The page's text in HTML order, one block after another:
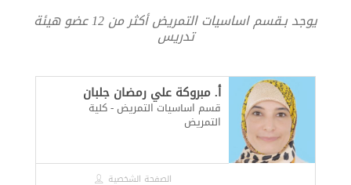
يوجد بـقسم اساسيات التمريض أكثر من 12 عضو هيئة
تدريس
أ. مبروكة علي رمضان جلبان
قسم اساسيات التمريض - كلية
التمريض
الصفحة الشخصية